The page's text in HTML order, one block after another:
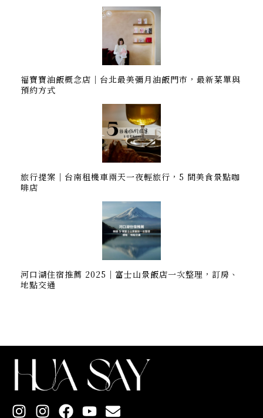
福寶寶油飯概念店｜台北最美彌月油飯門市，最新菜單與
預約方式
旅行提案｜台南租機車兩天一夜輕旅行，5 間美食景點咖
啡店
河口湖住宿推薦 2025｜富士山景飯店一次整理，訂房、
地點交通
I I F Y E